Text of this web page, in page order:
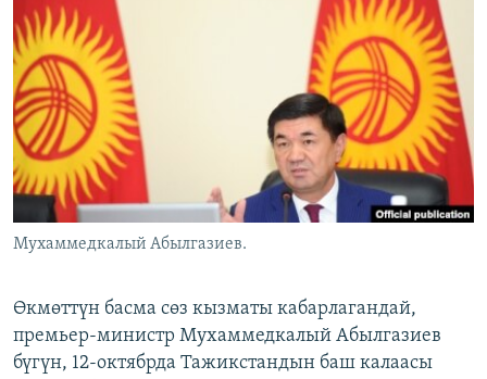
ЭЖЕ-СИҢДИЛЕР
АЗАТТЫК+
ЫҢГАЙСЫЗ СУРООЛОР
ОНЛАЙН ШЕРИНЕ
ЭЕ/АРнун бардык сайттары
Мухаммедкалый Абылгазиев.
Өкмөттүн басма сөз кызматы кабарлагандай,
премьер-министр Мухаммедкалый Абылгазиев
бүгүн, 12-октябрда Тажикстандын баш калаасы